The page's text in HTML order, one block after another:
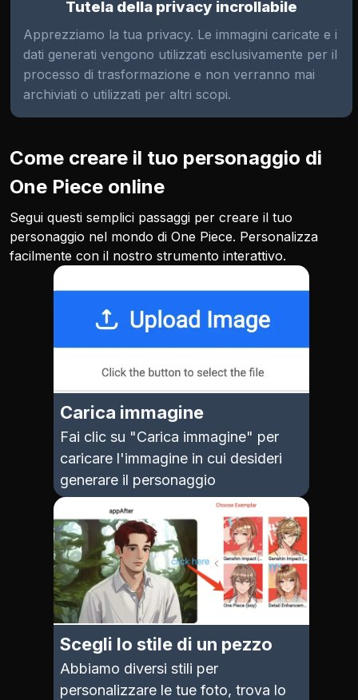
Tutela della privacy incrollabile
Apprezziamo la tua privacy. Le immagini caricate e i
dati generati vengono utilizzati esclusivamente per il
processo di trasformazione e non verranno mai
archiviati o utilizzati per altri scopi.
Come creare il tuo personaggio di
One Piece online
Segui questi semplici passaggi per creare il tuo
personaggio nel mondo di One Piece. Personalizza
facilmente con il nostro strumento interattivo.
Carica immagine
Fai clic su "Carica immagine" per
caricare l'immagine in cui desideri
generare il personaggio
Scegli lo stile di un pezzo
Abbiamo diversi stili per
personalizzare le tue foto, trova lo